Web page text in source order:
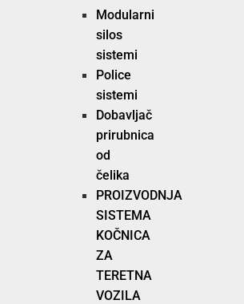
Modularni
silos
sistemi
Police
sistemi
Dobavljač
prirubnica
od
čelika
PROIZVODNJA
SISTEMA
KOČNICA
ZA
TERETNA
VOZILA